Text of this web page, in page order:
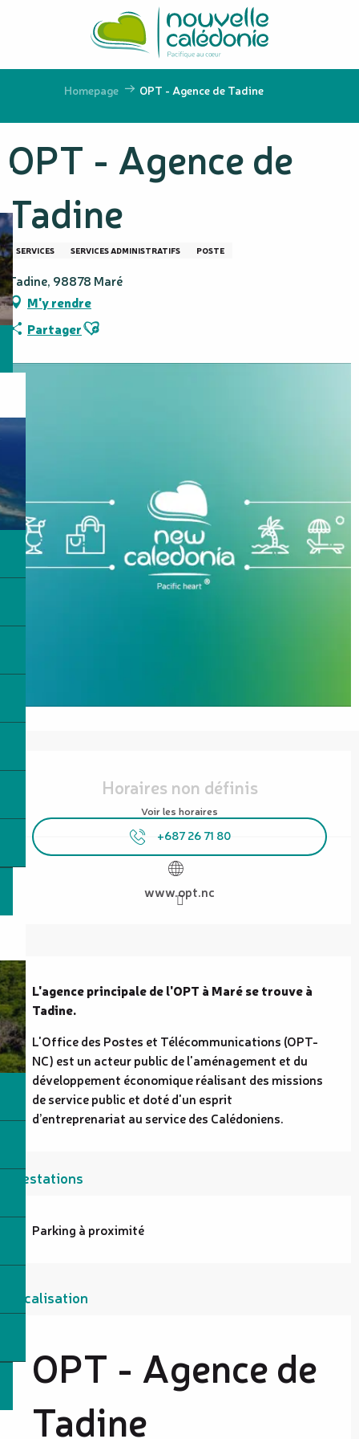
principal
Homepage OPT - Agence de Tadine
OPT - Agence de
Tadine
SERVICES SERVICES ADMINISTRATIFS POSTE
Tadine, 98878 Maré
M'y rendre
PartagerAjouter aux favoris
Horaires non définis
Voir les horaires
+687 26 71 80
www.opt.nc
Description
L'agence principale de l'OPT à Maré se trouve à
Tadine.
L'Office des Postes et Télécommunications (OPT-
NC) est un acteur public de l'aménagement et du
développement économique réalisant des missions
de service public et doté d'un esprit
d’entreprenariat au service des Calédoniens.
Prestations
Parking à proximité
Localisation
OPT - Agence de
Tadine